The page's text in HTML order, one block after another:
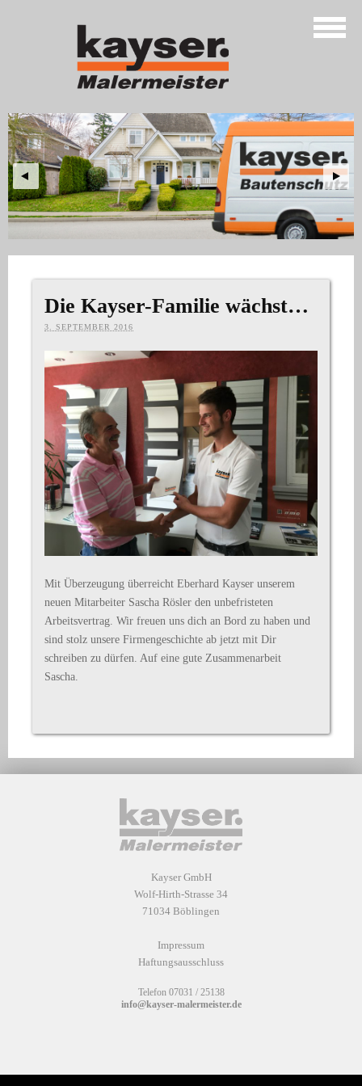
Die Kayser-Familie wächst…
3. SEPTEMBER 2016
Mit Überzeugung überreicht Eberhard Kayser unserem
neuen Mitarbeiter Sascha Rösler den unbefristeten
Arbeitsvertrag. Wir freuen uns dich an Bord zu haben und
sind stolz unsere Firmengeschichte ab jetzt mit Dir
schreiben zu dürfen. Auf eine gute Zusammenarbeit
Sascha.
Kayser GmbH
Wolf-Hirth-Strasse 34
71034 Böblingen
Impressum
Haftungsausschluss
Telefon 07031 / 25138
info@kayser-malermeister.de